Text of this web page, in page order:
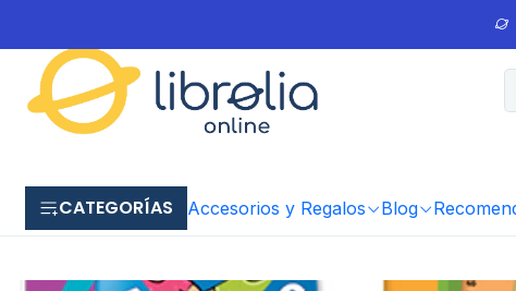
CATEGORÍAS Accesorios y Regalos Blog